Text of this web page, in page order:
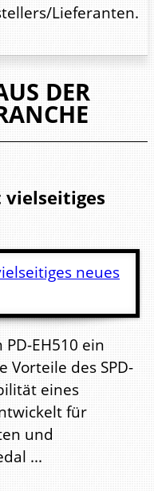
Lieferanten.
DER
vielseitiges
EH510 ein
Vorteile des SPD-
eines
für
und
...